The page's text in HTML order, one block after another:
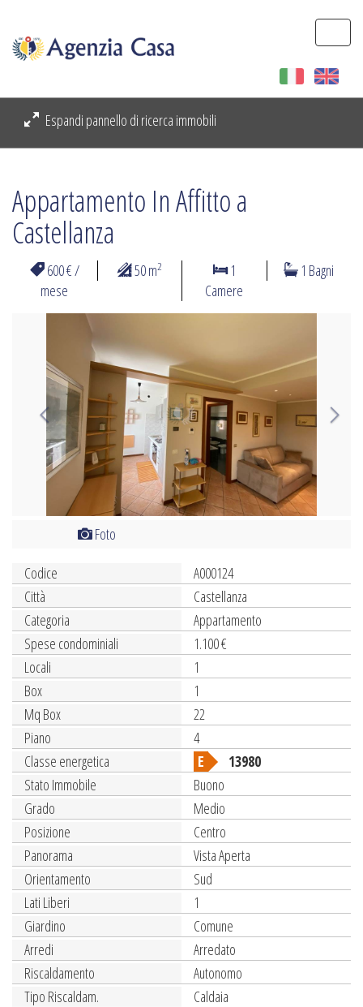
Espandi pannello di ricerca immobili
Appartamento In Affitto a
Castellanza
600 € /
mese
50 m2
1
Camere
1 Bagni
Foto
Codice
A000124
Città
Castellanza
Categoria
Appartamento
Spese condominiali
1.100 €
Locali
1
Box
1
Mq Box
22
Piano
4
Classe energetica
E
13980
Stato Immobile
Buono
Grado
Medio
Posizione
Centro
Panorama
Vista Aperta
Orientamento
Sud
Lati Liberi
1
Giardino
Comune
Arredi
Arredato
Riscaldamento
Autonomo
Tipo Riscaldam.
Caldaia